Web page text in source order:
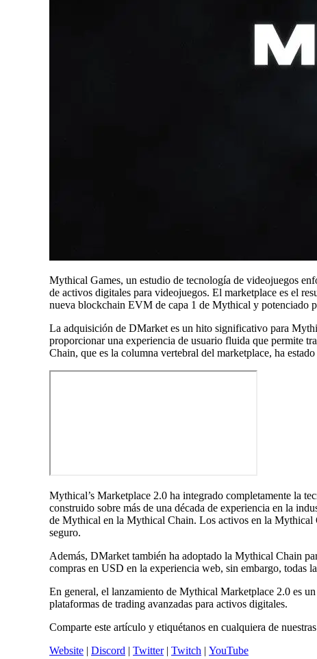
Mythical Games, un estudio de tecnología de videojuegos
de activos digitales para videojuegos. El marketplace es el
nueva blockchain EVM de capa 1 de Mythical y potenciado
La adquisición de DMarket es un hito significativo para
proporcionar una experiencia de usuario fluida que permite
Chain, que es la columna vertebral del marketplace, ha
Mythical’s Marketplace 2.0 ha integrado completamente la
construido sobre más de una década de experiencia en la
de Mythical en la Mythical Chain. Los activos en la Mythical
seguro.
Además, DMarket también ha adoptado la Mythical Chain
compras en USD en la experiencia web, sin embargo, todas
En general, el lanzamiento de Mythical Marketplace 2.0 es
plataformas de trading avanzadas para activos digitales.
Comparte este artículo y etiquétanos en cualquiera de
Website | Discord | Twitter| Twitch | YouTube